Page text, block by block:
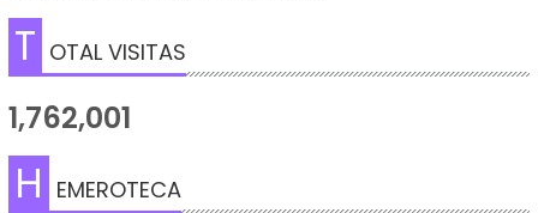
T OTAL VISITAS
1,762,001
H EMEROTECA